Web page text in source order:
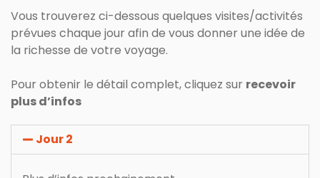
Vous trouverez ci-dessous quelques visites/activités
prévues chaque jour afin de vous donner une idée de
la richesse de votre voyage.
Pour obtenir le détail complet, cliquez sur recevoir
plus d’infos
Jour 2